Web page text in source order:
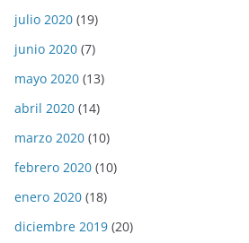
julio 2020 (19)
junio 2020 (7)
mayo 2020 (13)
abril 2020 (14)
marzo 2020 (10)
febrero 2020 (10)
enero 2020 (18)
diciembre 2019 (20)